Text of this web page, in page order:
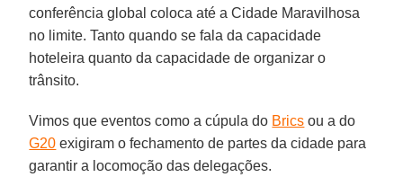
conferência global coloca até a Cidade Maravilhosa
no limite. Tanto quando se fala da capacidade
hoteleira quanto da capacidade de organizar o
trânsito.
Vimos que eventos como a cúpula do Brics ou a do
G20 exigiram o fechamento de partes da cidade para
garantir a locomoção das delegações.